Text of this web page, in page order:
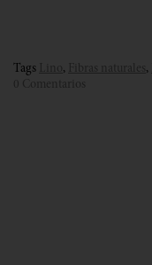
Tags Lino , Fibras naturales ,
0 Comentarios